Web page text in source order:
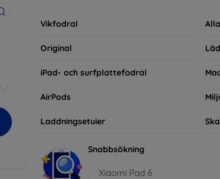
eller de som bara vill skydda sin
Vikfodral
Original
iPad- och surfplattefodral
AirPods
Laddningsetuier
Snabbsökning
Xiaomi Pad 6